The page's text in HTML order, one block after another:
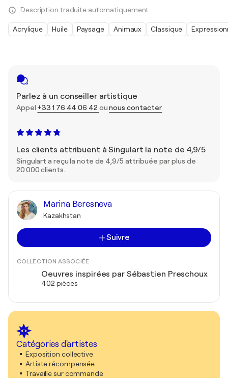
Parlez à un conseiller artistique
Appel +33 1 76 44 06 42 ounous contacter
Les clients attribuent à Singulart la note de 4,9/5
Singulart a reçu la note de 4,9/5 attribuée par plus de
20 000 clients.
Marina Beresneva
Kazakhstan
Suivre
COLLECTION ASSOCIÉE
Oeuvres inspirées par Sébastien Preschoux
402 pièces
Catégories d'artistes
Exposition collective
Artiste récompensée
Travaille sur commande
Description traduite automatiquement.
Acrylique Huile Paysage Animaux Classique